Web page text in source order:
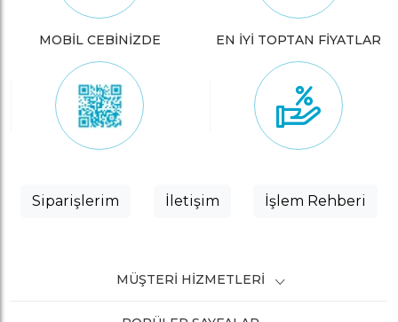
MOBİL CEBİNİZDE EN İYİ TOPTAN FİYATLAR
Siparişlerim İletişim İşlem Rehberi
MÜŞTERI HIZMETLERI